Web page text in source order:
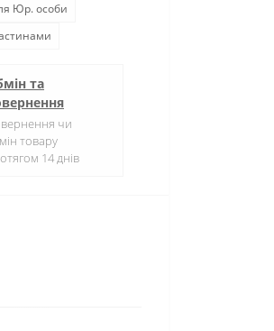
Юр. особи
та
чи
товару
14 днів